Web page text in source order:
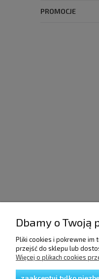
PROMOCJE
POMOC
Regulamin
Dbamy o Twoją
Pliki cookies i pokrewne im
przejść do sklepu lub
Więcej o plikach cookies